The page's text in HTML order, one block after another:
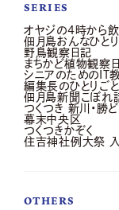
SERIES
オヤジの4時から
佃月島おんなひと
野鳥観察日記
まちかど植物観察
シニアのためのIT
編集長のひとりごと
佃月島新聞こぼれ
つくつき 新川・勝
幕末中央区
つくつきかぞく
住吉神社例大祭
OTHERS